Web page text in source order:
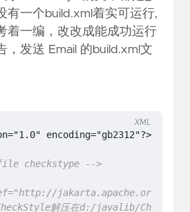
有一个build.xml着实可运行,
着一编，改改成能成功运行
，发送 Email 的build.xml文
checkstype -->
jakarta.apache.org/ant"
解压在d:/javalib/
XML